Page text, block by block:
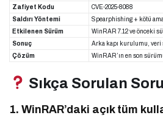
Zafiyet Kodu
CVE-2025-8088
Saldırı Yöntemi
Spearphishing + kötü
Etkilenen Sürüm
WinRAR 7.12 ve önceki
Sonuç
Arka kapı kurulumu, veri
Çözüm
WinRAR’ın en son
Sıkça Sorulan
1. WinRAR’daki açık tüm